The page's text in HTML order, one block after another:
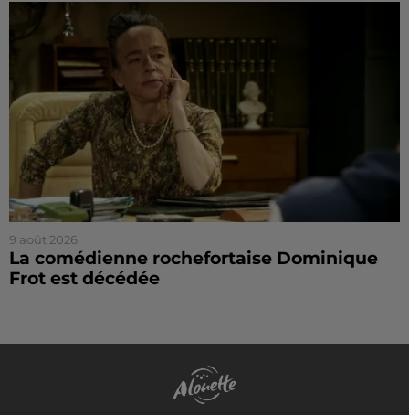
9 août 2026
La comédienne rochefortaise Dominique
Frot est décédée